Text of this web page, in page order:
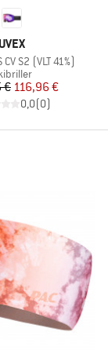
MÆRKE
UVEX
S2 (VLT 41%)
Pris
€Nedsat pris
116,96 €
0,0(0)